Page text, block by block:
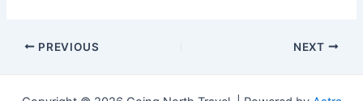
Post
PREVIOUS NEXT